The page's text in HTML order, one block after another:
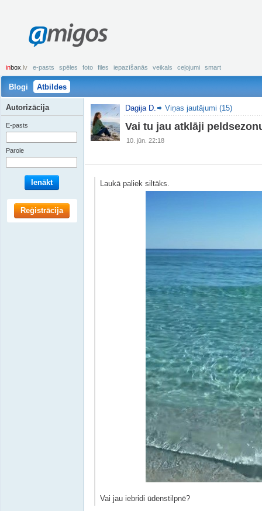
amigos
inbox .lv e-pasts spēles foto files iepazīšanās veikals ceļojumi smart
Blogi Atbildes
Dagija D. Viņas jautājumi (15)
Vai tu jau atklāji
10. jūn. 22:18
Laukā paliek siltāks.
Vai jau iebridi ūdenstilpnē?
Autorizācija
E-pasts
Parole
Ienākt
Reģistrācija